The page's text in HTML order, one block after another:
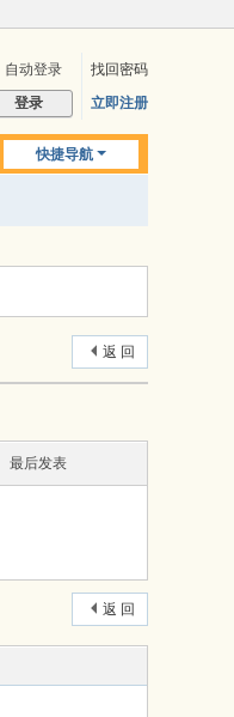
自动登录
找回密码
登录 立即注册
快捷导航
返 回
最后发表
返 回